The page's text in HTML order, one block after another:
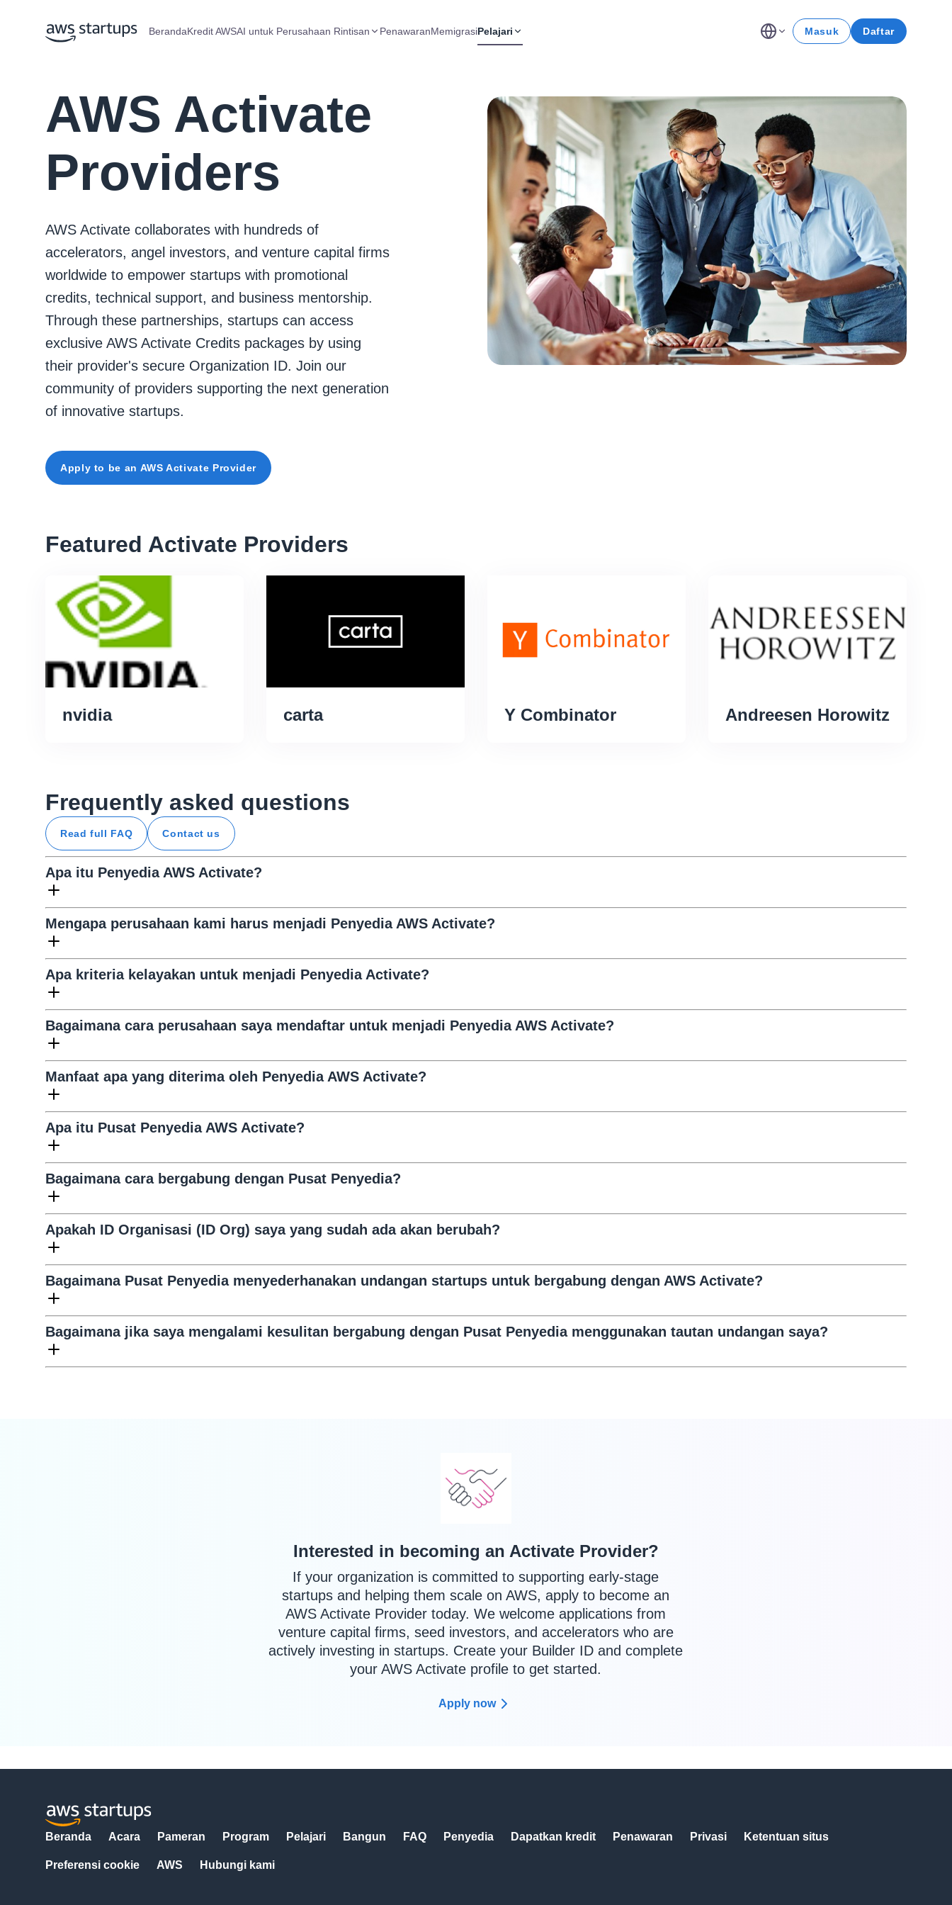
BerandaKredit AWSAI untuk Perusahaan Rintisan PenawaranMemigrasiPelajari Masuk Daftar
AWS Activate
Providers
AWS Activate collaborates with hundreds of
accelerators, angel investors, and venture capital firms
worldwide to empower startups with promotional
credits, technical support, and business mentorship.
Through these partnerships, startups can access
exclusive AWS Activate Credits packages by using
their provider's secure Organization ID. Join our
community of providers supporting the next generation
of innovative startups.
Apply to be an AWS Activate Provider
Featured Activate Providers
nvidia carta Y Combinator Andreesen Horowitz
Frequently asked questions
Read full FAQ Contact us
Apa itu Penyedia AWS Activate?
Mengapa perusahaan kami harus menjadi Penyedia AWS Activate?
Apa kriteria kelayakan untuk menjadi Penyedia Activate?
Bagaimana cara perusahaan saya mendaftar untuk menjadi Penyedia AWS Activate?
Manfaat apa yang diterima oleh Penyedia AWS Activate?
Apa itu Pusat Penyedia AWS Activate?
Bagaimana cara bergabung dengan Pusat Penyedia?
Apakah ID Organisasi (ID Org) saya yang sudah ada akan berubah?
Bagaimana Pusat Penyedia menyederhanakan undangan startups untuk bergabung dengan AWS Activate?
Bagaimana jika saya mengalami kesulitan bergabung dengan Pusat Penyedia menggunakan tautan undangan saya?
Interested in becoming an Activate Provider?
If your organization is committed to supporting early-stage
startups and helping them scale on AWS, apply to become an
AWS Activate Provider today. We welcome applications from
venture capital firms, seed investors, and accelerators who are
actively investing in startups. Create your Builder ID and complete
your AWS Activate profile to get started.
Apply now
Beranda Acara Pameran Program Pelajari Bangun FAQ Penyedia Dapatkan kredit Penawaran Privasi Ketentuan situs
Preferensi cookie AWS Hubungi kami